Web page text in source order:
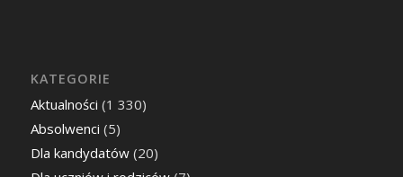
KATEGORIE
Aktualności (1 330)
Absolwenci (5)
Dla kandydatów(20)